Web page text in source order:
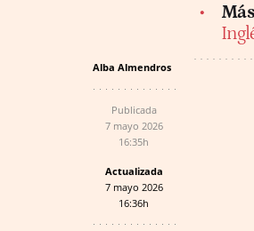
Alba Almendros
Publicada
7 mayo 2026
16:35h
Actualizada
7 mayo 2026
16:36h